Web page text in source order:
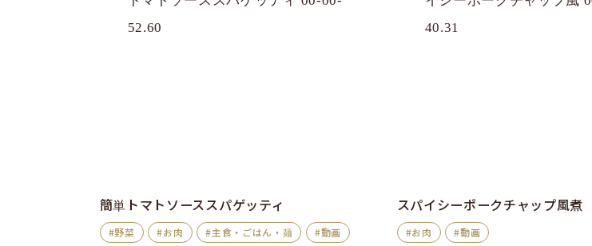
簡単トマトソーススパゲッティ
#野菜 #お肉 #主食・ごはん・麺 #動画
スパイシーポークチャップ風煮
#お肉 #動画